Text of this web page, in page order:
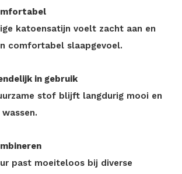
katoensatijn voelt zacht aan en
comfortabel slaapgevoel.
in gebruik
stof blijft langdurig mooi en
past moeiteloos bij diverse